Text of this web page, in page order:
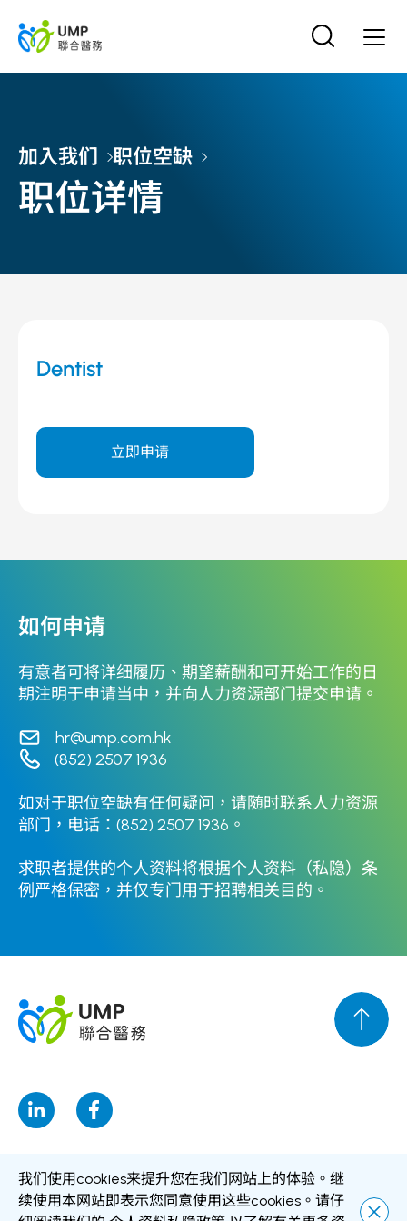
加入我们 职位空缺
职位详情
Dentist
立即申请
如何申请
有意者可将详细履历、期望薪酬和可开始工作的日
期注明于申请当中，并向人力资源部门提交申请。
hr@ump.com.hk
(852) 2507 1936
如对于职位空缺有任何疑问，请随时联系人力资源
部门，电话：(852) 2507 1936。
求职者提供的个人资料将根据个人资料（私隐）条
例严格保密，并仅专门用于招聘相关目的。
免责声明 个人资料私隐政策 个人资料收集声明
我们使用cookies来提升您在我们网站上的体验。继
续使用本网站即表示您同意使用这些cookies。请仔